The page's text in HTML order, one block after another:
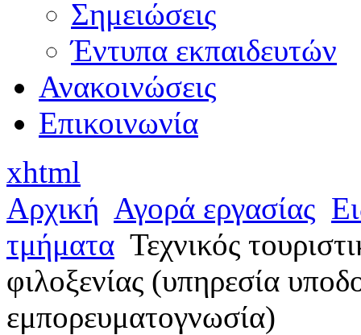
Σημειώσεις
Έντυπα εκπαιδευτών
Ανακοινώσεις
Επικοινωνία
xhtml
Αρχική Αγορά εργασίας
τμήματα Τεχνικός
φιλοξενίας (υπηρεσία
εμπορευματογνωσία)